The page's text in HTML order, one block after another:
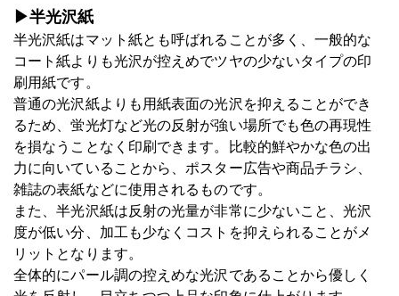
▶半光沢紙
半光沢紙はマット紙とも呼ばれることが多く、一般的な
コート紙よりも光沢が控えめでツヤの少ないタイプの印
刷用紙です。
普通の光沢紙よりも用紙表面の光沢を抑えることができ
るため、蛍光灯など光の反射が強い場所でも色の再現性
を損なうことなく印刷できます。比較的鮮やかな色の出
力に向いていることから、ポスター広告や商品チラシ、
雑誌の表紙などに使用されるものです。
また、半光沢紙は反射の光量が非常に少ないこと、光沢
度が低い分、加工も少なくコストを抑えられることがメ
リットとなります。
全体的にパール調の控えめな光沢であることから優しく